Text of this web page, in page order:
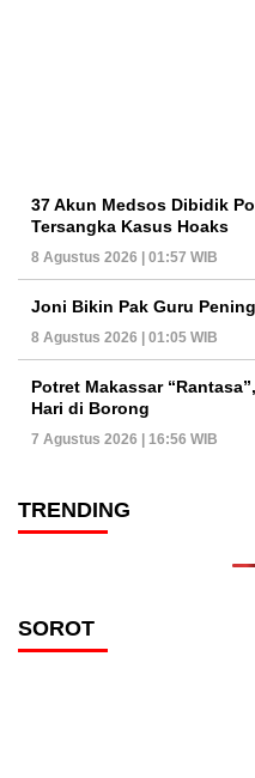
37 Akun Medsos Dibidik
Tersangka Kasus Hoaks
8 Agustus 2026 | 01:57 WIB
Joni Bikin Pak Guru
8 Agustus 2026 | 01:05 WIB
Potret Makassar
Hari di Borong
7 Agustus 2026 | 16:56 WIB
TRENDING
SOROT